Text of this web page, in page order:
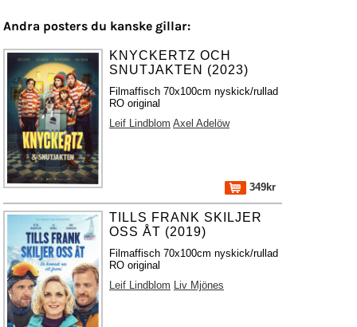
Andra posters du kanske gillar:
KNYCKERTZ OCH
SNUTJAKTEN (2023)
Filmaffisch 70x100cm nyskick/rullad
RO original
Leif Lindblom Axel Adelöw
349kr
TILLS FRANK SKILJER
OSS ÅT (2019)
Filmaffisch 70x100cm nyskick/rullad
RO original
Leif Lindblom Liv Mjönes